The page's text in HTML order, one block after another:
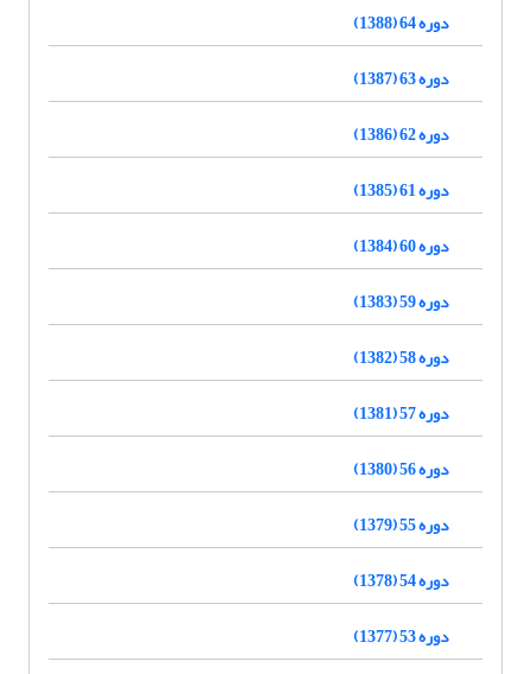
دوره 64 (1388)
دوره 63 (1387)
دوره 62 (1386)
دوره 61 (1385)
دوره 60 (1384)
دوره 59 (1383)
دوره 58 (1382)
دوره 57 (1381)
دوره 56 (1380)
دوره 55 (1379)
دوره 54 (1378)
دوره 53 (1377)